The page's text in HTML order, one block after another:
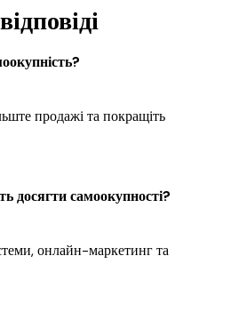
продажі та покращіть
досягти самоокупності?
онлайн-маркетинг та